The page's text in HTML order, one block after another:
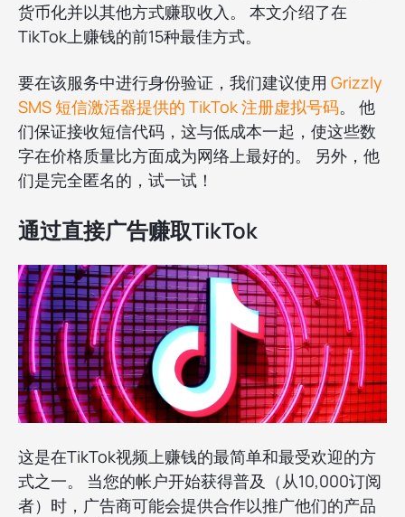
货币化并以其他方式赚取收入。 本文介绍了在
TikTok上赚钱的前15种最佳方式。
要在该服务中进行身份验证，我们建议使用 Grizzly
SMS 短信激活器提供的 TikTok 注册虚拟号码。 他
们保证接收短信代码，这与低成本一起，使这些数
字在价格质量比方面成为网络上最好的。 另外，他
们是完全匿名的，试一试！
通过直接广告赚取TikTok
这是在TikTok视频上赚钱的最简单和最受欢迎的方
式之一。 当您的帐户开始获得普及（从10,000订阅
者）时，广告商可能会提供合作以推广他们的产品